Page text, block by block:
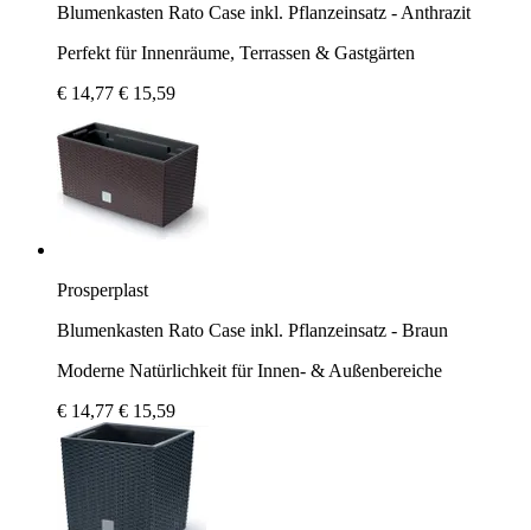
Blumenkasten Rato Case inkl. Pflanzeinsatz - Anthrazit
Perfekt für Innenräume, Terrassen & Gastgärten
€ 14,77 € 15,59
Prosperplast
Blumenkasten Rato Case inkl. Pflanzeinsatz - Braun
Moderne Natürlichkeit für Innen- & Außenbereiche
€ 14,77 € 15,59